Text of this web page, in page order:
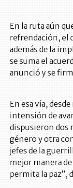
En la ruta aún
refrendación, el
además de la
se suma el
anunció y se
En esa vía,
intensión de
dispusieron dos
género y otra
jefes de la
mejor manera
permita la paz”,